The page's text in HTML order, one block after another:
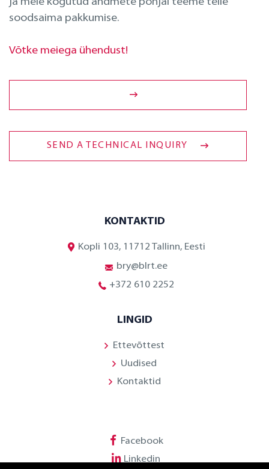
soodsaima pakkumise.
Võtke meiega ühendust!
SEND A TECHNICAL INQUIRY
KONTAKTID
Kopli 103, 11712 Tallinn, Eesti
bry@blrt.ee
+372 610 2252
LINGID
Ettevõttest
Uudised
Kontaktid
Facebook
Linkedin